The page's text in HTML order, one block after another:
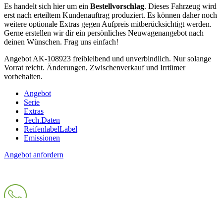
Es handelt sich hier um ein Bestellvorschlag. Dieses Fahrzeug wird
erst nach erteiltem Kundenauftrag produziert. Es können daher noch
weitere optionale Extras gegen Aufpreis mitberücksichtigt werden.
Gerne erstellen wir dir ein persönliches Neuwagenangebot nach
deinen Wünschen. Frag uns einfach!
Angebot AK-108923 freibleibend und unverbindlich. Nur solange
Vorrat reicht. Änderungen, Zwischenverkauf und Irrtümer
vorbehalten.
Angebot
Serie
Extras
Tech.Daten
ReifenlabelLabel
Emissionen
Angebot anfordern